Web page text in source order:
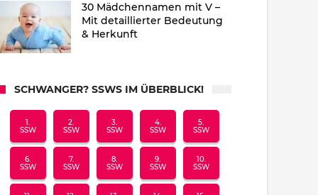
30 Mädchennamen mit V –
Mit detaillierter Bedeutung
& Herkunft
SCHWANGER? SSWS IM ÜBERBLICK!
1.
SSW
2.
SSW
3.
SSW
4.
SSW
5.
SSW
6.
SSW
7.
SSW
8.
SSW
9.
SSW
10.
SSW